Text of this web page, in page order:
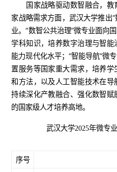
国家战略驱动数智融合，
家战略需求方面，武汉大学推出
业。“数智公共治理”微专业面向
学科知识，培养数字治理与智
能力现代化水平；“智能导航”微
置服务等国家重大需求，培养
和方法，以及人工智能技术在
持续深化产教融合、强化数智
的国家级人才培养高地。
武汉大学2025年微专
序号